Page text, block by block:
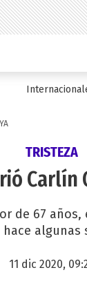
TRISTEZA
Carlín
de 67
hace algunas
11 dic 2020,